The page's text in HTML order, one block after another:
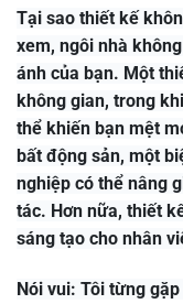
Tại sao thiết kế
xem, ngôi nhà
ánh của bạn. Một
không gian, trong
thể khiến bạn mệt
bất động sản, một
nghiệp có thể nâng
tác. Hơn nữa, thiết
sáng tạo cho nhân
Nói vui: Tôi từng